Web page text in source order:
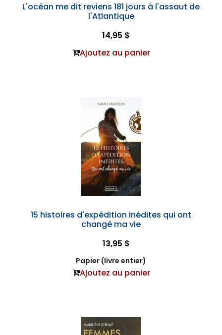
L'océan me dit reviens 181 jours à l'assaut de
l'Atlantique
14,95 $
Ajoutez au panier
15 histoires d'expédition inédites qui ont
changé ma vie
13,95 $
Papier (livre entier)
Ajoutez au panier